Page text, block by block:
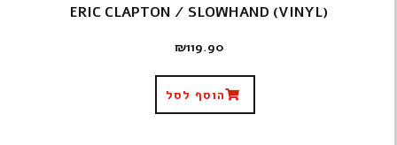
ERIC CLAPTON / SLOWHAND (VINYL)
₪119.90
הוסף לסל